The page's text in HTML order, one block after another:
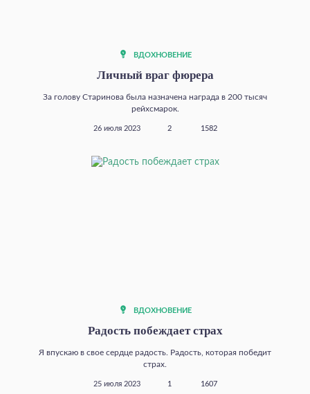
ВДОХНОВЕНИЕ
Личный враг фюрера
За голову Старинова была назначена награда в 200 тысяч
рейхсмарок.
26 июля 2023 2 1582
ВДОХНОВЕНИЕ
Радость побеждает страх
Я впускаю в свое сердце радость. Радость, которая победит
страх.
25 июля 2023 1 1607